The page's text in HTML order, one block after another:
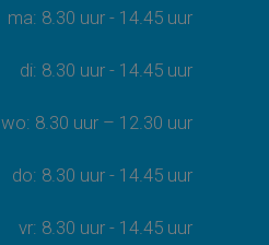
ma: 8.30 uur - 14.45 uur
di: 8.30 uur - 14.45 uur
wo: 8.30 uur – 12.30 uur
do: 8.30 uur - 14.45 uur
vr: 8.30 uur - 14.45 uur